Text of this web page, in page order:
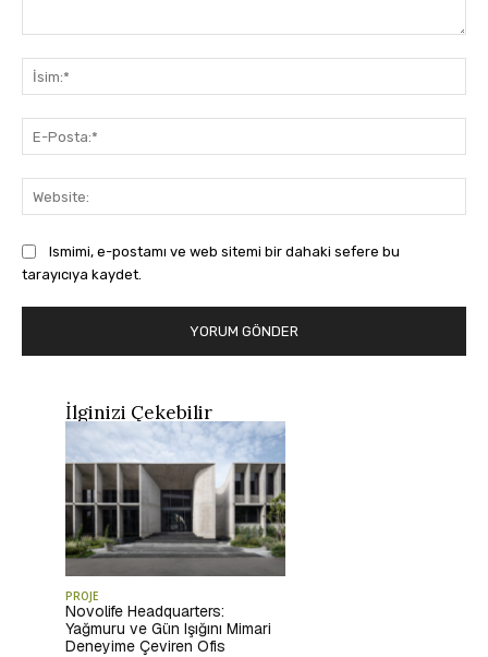
Ismimi, e-postamı ve web sitemi bir dahaki sefere bu
tarayıcıya kaydet.
İlginizi Çekebilir
PROJE
Novolife Headquarters:
Yağmuru ve Gün Işığını Mimari
Deneyime Çeviren Ofis